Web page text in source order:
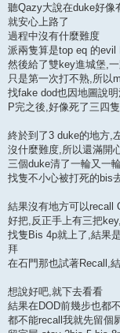
聽Qazy大說在duke好像
就安心上路了
過程中沒有什麼難度
派兩隻算是top eq 的evil
然後給了雙key進城堡,
只是第一次打不熟,所以
找fake dod也因地圖說
P完之後,好像死了三四
終於到了3 duke的地方,
沒什麼難度,所以還滿開
三個duke清了一輪又一
找隻不小心被打死的bis
結果沒有地方可以recall
好把,反正手上有三把
找隻Bis 4p就上了,結果
拜
在石門那也試著Recall,
想說好吧,就下去看看
結果在DOD前幾步也都
都不能recall我就先留個